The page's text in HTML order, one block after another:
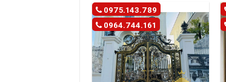
0975.143.789
0964.744.161